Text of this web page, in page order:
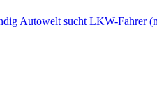
Autowelt sucht LKW-Fahrer